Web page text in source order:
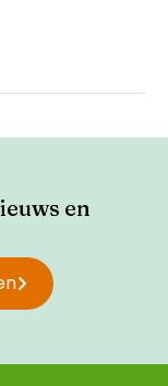
en